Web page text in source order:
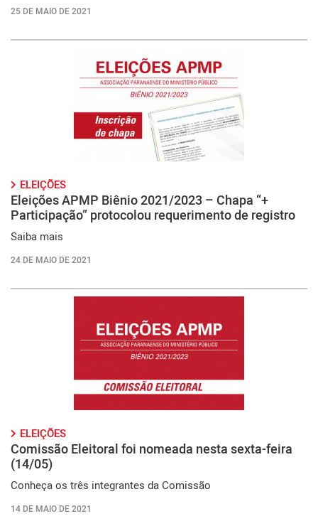
25 DE MAIO DE 2021
ELEIÇÕES
Eleições APMP Biênio 2021/2023 – Chapa “+
Participação” protocolou requerimento de registro
Saiba mais
24 DE MAIO DE 2021
ELEIÇÕES
Comissão Eleitoral foi nomeada nesta sexta-feira
(14/05)
Conheça os três integrantes da Comissão
14 DE MAIO DE 2021